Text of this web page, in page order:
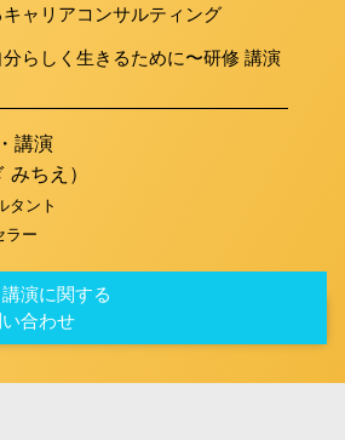
ャリアコンサルティング
らしく生きるために〜研修 講演
講演
みちえ）
タント
ラー
演に関する
合わせ